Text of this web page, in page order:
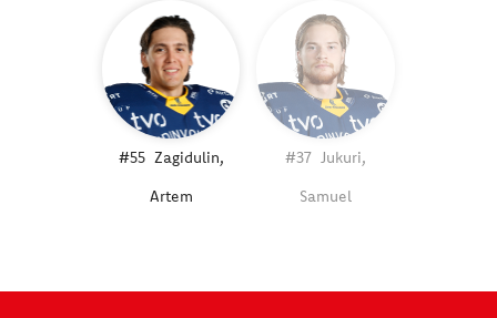
#55 Zagidulin,
Artem
#37 Jukuri,
Samuel